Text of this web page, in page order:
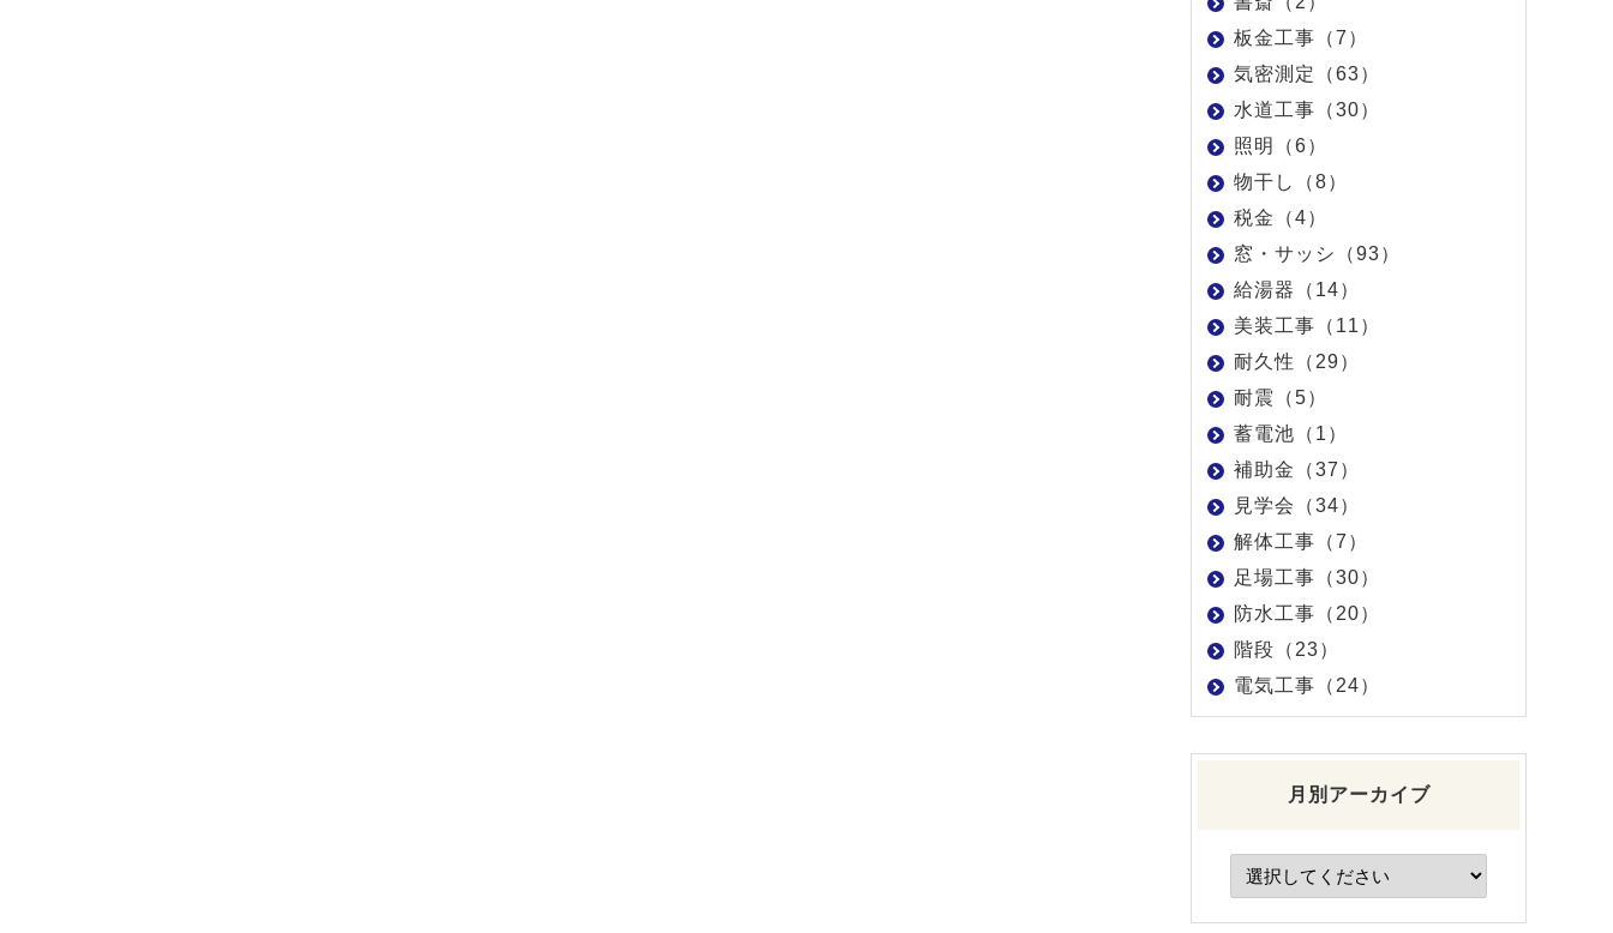
板金工事（7）
気密測定（63）
水道工事（30）
照明（6）
物干し（8）
税金（4）
窓・サッシ（93）
給湯器（14）
美装工事（11）
耐久性（29）
耐震（5）
蓄電池（1）
補助金（37）
見学会（34）
解体工事（7）
足場工事（30）
防水工事（20）
階段（23）
電気工事（24）
月別アーカイブ